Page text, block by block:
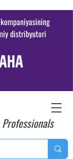
distribyutori